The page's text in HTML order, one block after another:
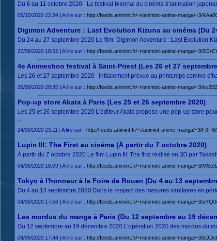
Du 6 au 11 octobre 2020 Le festival biennal du cinéma d'animation
05/10/2020 22:34 | A lire sur : http://feeds.animint.fr/~r/animint-anime-manga/~3/
Digimon Adventure : Last Evolution Kizuna au cinéma (Du
Du 24 au 27 septembre 2020 Le film Digimon Adventure : Last Evolution
27/09/2020 18:52 | A lire sur : http://feeds.animint.fr/~r/animint-anime-manga/~3/
4e Animeshon festival à Saint-Priest (Les 26 et 27
Les 26 et 27 septembre 2020 Initialement prévue au printemps comme
26/09/2020 20:35 | A lire sur : http://feeds.animint.fr/~r/animint-anime-manga/~3/
Pop-up store Akata à Paris (Les 25 et 26 septembre 2020)
Les 25 et 26 septembre 2020 L'éditeur Akata propose une pop-up store
...
24/09/2020 23:11 | A lire sur : http://feeds.animint.fr/~r/animint-anime-manga/~3/
Lupin III: The First au cinéma (À partir du 7 octobre 2020)
À partir du 7 octobre 2020 Le film Lupin III: The first réalisé en 3D par
04/09/2020 18:09 | A lire sur : http://feeds.animint.fr/~r/animint-anime-manga/~3/
Tokyo à l'honneur à la Foire de Rouen (Du 4 au 13
Du 4 au 13 septembre 2020 Dans le respect des mesures sanitaires en
04/09/2020 17:58 | A lire sur : http://feeds.animint.fr/~r/animint-anime-manga/~3/
Les mordus du manga à Paris (Du 12 septembre au 19
Du 12 septembre au 19 décembre 2020 L'opération 2020 des mordus du
04/09/2020 17:44 | A lire sur : http://feeds.animint.fr/~r/animint-anime-manga/~3/